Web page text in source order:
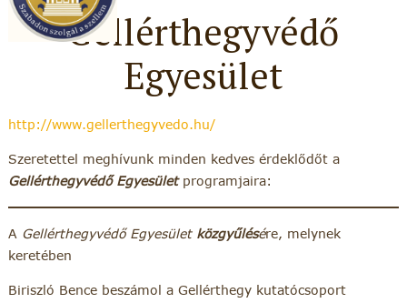
Gellérthegyvédő
Egyesület
http://www.gellerthegyvedo.hu/
Szeretettel meghívunk minden kedves érdeklődőt a
Gellérthegyvédő Egyesületprogramjaira:
A Gellérthegyvédő Egyesület közgyűlésére, melynek
keretében
Biriszló Bence beszámol a Gellérthegy kutatócsoport